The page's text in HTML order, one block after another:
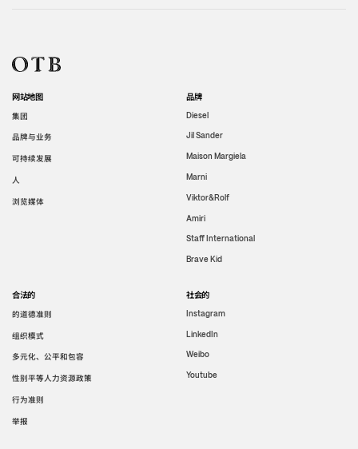
网站地图
集团
品牌与业务
可持续发展
人
浏览媒体
品牌
Diesel
Jil Sander
Maison Margiela
Marni
Viktor&Rolf
Amiri
Staff International
Brave Kid
合法的
的道德准则
组织模式
多元化、公平和包容
性别平等人力资源政策
行为准则
举报
社会的
Instagram
LinkedIn
Weibo
Youtube